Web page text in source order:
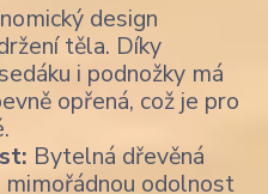
design
těla. Díky
i podnožky má
opřená, což je pro
Bytelná dřevěná
mimořádnou odolnost